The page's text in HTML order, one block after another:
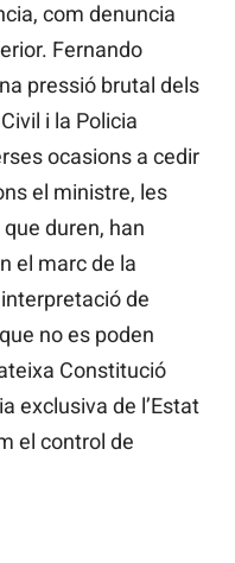
com denuncia
Fernando
pressió brutal dels
i la Policia
ocasions a cedir
el ministre, les
duren, han
el marc de la
de
no es poden
Constitució
exclusiva de l’Estat
el control de